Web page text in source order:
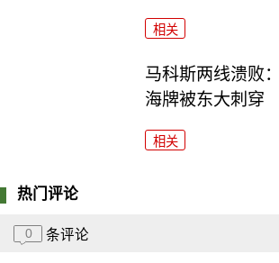
相关
马科斯两线溃败
海牌被东大刺穿
相关
热门评论
0 条评论